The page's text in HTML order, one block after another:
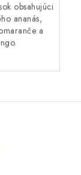
obsahujúci
ananás,
a